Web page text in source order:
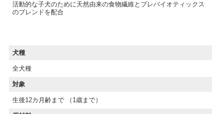
活動的な子犬のために天然由来の食物繊維とプレバイオティックス
のブレンドを配合
犬種
全犬種
対象
生後12カ月齢まで （1歳まで）